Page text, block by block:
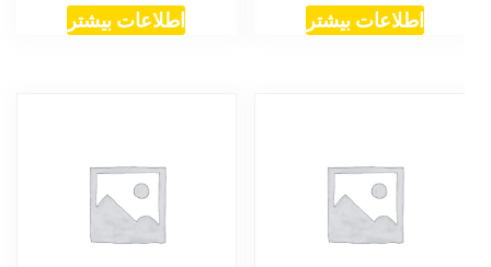
اطلاعات بیشتر اطلاعات بیشتر